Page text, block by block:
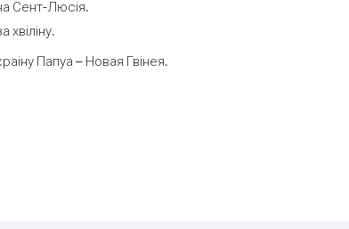
Сент-Люсія.
Папуа – Новая Гвінея.